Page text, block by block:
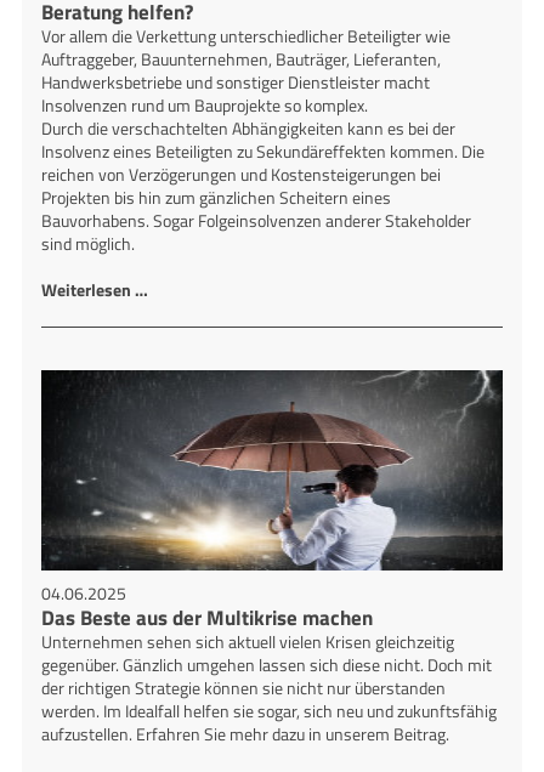
Beratung helfen?
Vor allem die Verkettung unterschiedlicher Beteiligter wie
Auftraggeber, Bauunternehmen, Bauträger, Lieferanten,
Handwerksbetriebe und sonstiger Dienstleister macht
Insolvenzen rund um Bauprojekte so komplex.
Durch die verschachtelten Abhängigkeiten kann es bei der
Insolvenz eines Beteiligten zu Sekundäreffekten kommen. Die
reichen von Verzögerungen und Kostensteigerungen bei
Projekten bis hin zum gänzlichen Scheitern eines
Bauvorhabens. Sogar Folgeinsolvenzen anderer Stakeholder
sind möglich.
Weiterlesen …
04.06.2025
Das Beste aus der Multikrise machen
Unternehmen sehen sich aktuell vielen Krisen gleichzeitig
gegenüber. Gänzlich umgehen lassen sich diese nicht. Doch mit
der richtigen Strategie können sie nicht nur überstanden
werden. Im Idealfall helfen sie sogar, sich neu und zukunftsfähig
aufzustellen. Erfahren Sie mehr dazu in unserem Beitrag.